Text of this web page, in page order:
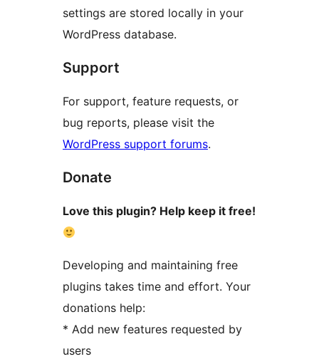
settings are stored locally in your
WordPress database.
Support
For support, feature requests, or
bug reports, please visit the
WordPress support forums.
Donate
Love this plugin? Help keep it free!
Developing and maintaining free
plugins takes time and effort. Your
donations help:
* Add new features requested by
users